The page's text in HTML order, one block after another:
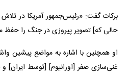
برکات گفت: «رئیس‌جمهور آمریکا در تلاش
حالی که] تصویر پیروزی در جنگ را حفظ
او همچنین با اشاره به مواضع پیشین
غنی‌سازی صفر [اورانیوم] [توسط ایران]